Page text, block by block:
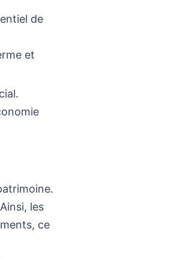
de
et
les
ce